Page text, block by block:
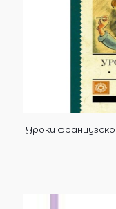
Уроки